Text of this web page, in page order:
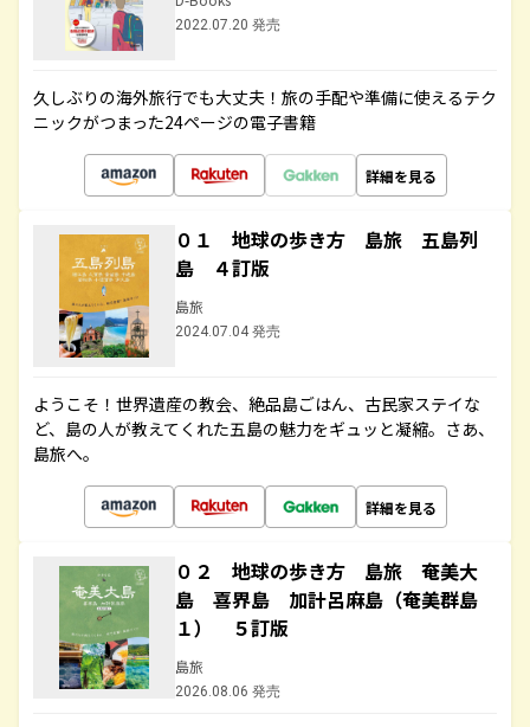
2022.07.20 発売
久しぶりの海外旅行でも大丈夫！旅の手配や準備に使えるテク
ニックがつまった24ページの電子書籍
詳細を見る
０１ 地球の歩き方 島旅 五島列
島 ４訂版
島旅
2024.07.04 発売
ようこそ！世界遺産の教会、絶品島ごはん、古民家ステイな
ど、島の人が教えてくれた五島の魅力をギュッと凝縮。さあ、
島旅へ。
詳細を見る
０２ 地球の歩き方 島旅 奄美大
島 喜界島 加計呂麻島（奄美群島
１） ５訂版
島旅
2026.08.06 発売